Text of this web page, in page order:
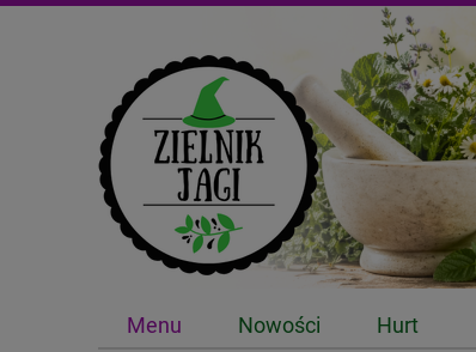
Menu Nowości Hurt